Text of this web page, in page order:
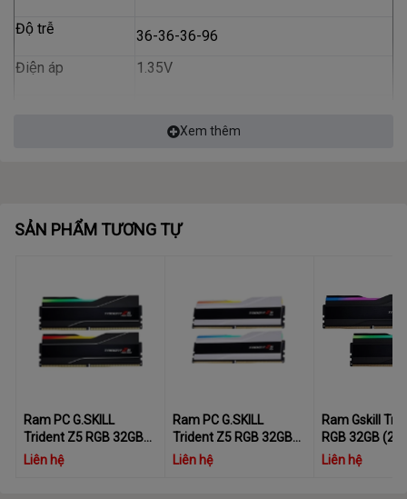
Độ trễ
36-36-36-96
Điện áp
1.35V
Xem thêm
SẢN PHẨM TƯƠNG TỰ
Ram PC G.SKILL
Trident Z5 RGB 32GB
6000MHz DDR5
(16GBx2) F5-
Liên hệ
Ram PC G.SKILL
Trident Z5 RGB 32GB
6000MHz DDR5
(16GBx2) White F5-
Liên hệ
Ram Gskill
RGB 32GB
DDR5
Liên hệ